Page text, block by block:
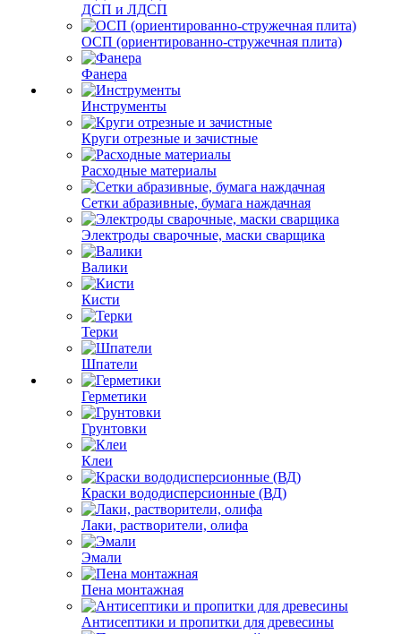
ДСП и ЛДСП
ОСП (ориентированно-стружечная плита)
Фанера
Инструменты
Круги отрезные и зачистные
Расходные материалы
Сетки абразивные, бумага наждачная
Электроды сварочные, маски сварщика
Валики
Кисти
Терки
Шпатели
Герметики
Грунтовки
Клеи
Краски вододисперсионные (ВД)
Лаки, растворители, олифа
Эмали
Пена монтажная
Антисептики и пропитки для древесины